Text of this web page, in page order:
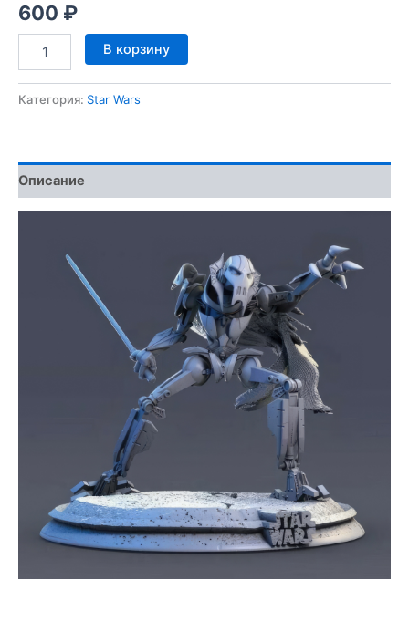
600 ₽
Количество
товара
Grievous
В корзину
Категория: Star Wars
Описание